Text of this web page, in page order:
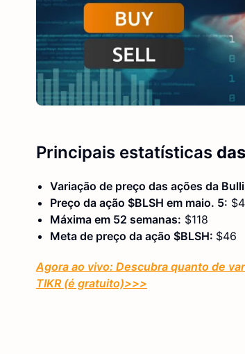
Principais estatísticas das
Variação de preço das ações da
Preço da ação $BLSH em maio. 5:
Máxima em 52 semanas: $118
Meta de preço da ação $BLSH: $46
Agora ao vivo: Descubra quanto de
TIKR (é gratuito)>>>